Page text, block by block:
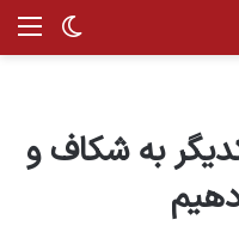
تغییر
به شکاف و